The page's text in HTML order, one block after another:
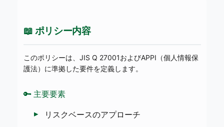
📖 ポリシー内容
このポリシーは、JIS Q 27001およびAPPI（個人情報保
護法）に準拠した要件を定義します。
🔑 主要要素
リスクベースのアプローチ